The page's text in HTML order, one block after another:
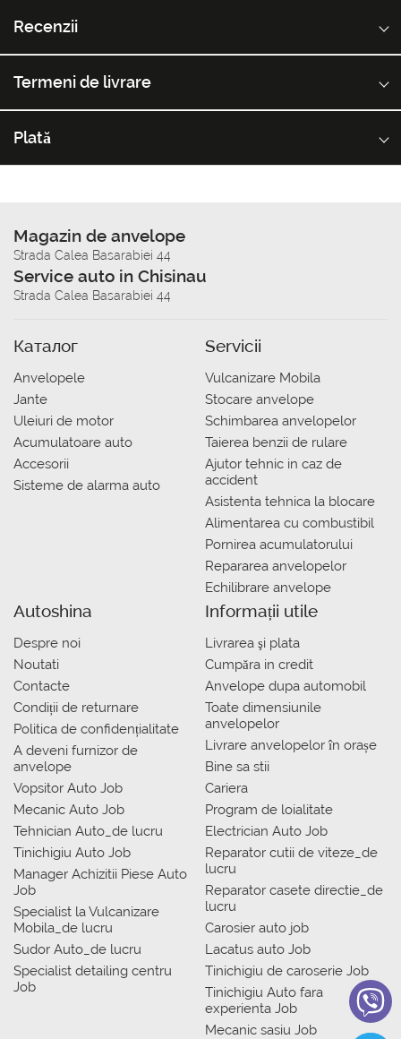
Recenzii
Termeni de livrare
Plată
Magazin de anvelope
Strada Calea Basarabiei 44
Service auto in Chisinau
Strada Calea Basarabiei 44
Каталог
Anvelopele
Jante
Uleiuri de motor
Acumulatoare auto
Accesorii
Sisteme de alarma auto
Servicii
Vulcanizare Mobila
Stocare anvelope
Schimbarea anvelopelor
Taierea benzii de rulare
Ajutor tehnic in caz de
accident
Asistenta tehnica la blocare
Alimentarea cu combustibil
Pornirea acumulatorului
Repararea anvelopelor
Echilibrare anvelope
Autoshina
Despre noi
Noutati
Contacte
Condiții de returnare
Politica de confidențialitate
A deveni furnizor de
anvelope
Vopsitor Auto Job
Mecanic Auto Job
Tehnician Auto_de lucru
Tinichigiu Auto Job
Manager Achizitii Piese Auto
Job
Specialist la Vulcanizare
Mobila_de lucru
Sudor Auto_de lucru
Specialist detailing centru
Job
Informații utile
Livrarea şi plata
Сumpăra in credit
Anvelope dupa automobil
Toate dimensiunile
anvelopelor
Livrare anvelopelor în orașe
Bine sa stii
Cariera
Program de loialitate
Electrician Auto Job
Reparator cutii de viteze_de
lucru
Reparator casete directie_de
lucru
Carosier auto job
Lacatus auto Job
Tinichigiu de caroserie Job
Tinichigiu Auto fara
experienta Job
Mecanic sasiu Job